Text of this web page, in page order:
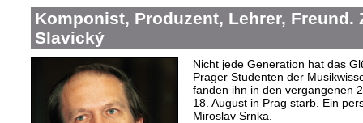
Komponist, Produzent, Lehrer, Freund.
Slavický
Nicht jede Generation hat das
Prager Studenten der
fanden ihn in den vergangenen
18. August in Prag starb. Ein
Miroslav Srnka.